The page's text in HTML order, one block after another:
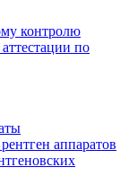
контролю
по
аппаратов